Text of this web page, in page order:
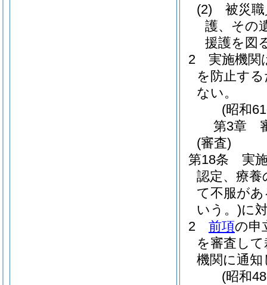
(2)
被災
護、その
援護を図
2
実施機関
を防止す
ない。
(昭和
第3章
(審査)
第18条
実
認定、療
て不服が
いう。)に
2
前項の申
を審査し
機関に通
(昭和